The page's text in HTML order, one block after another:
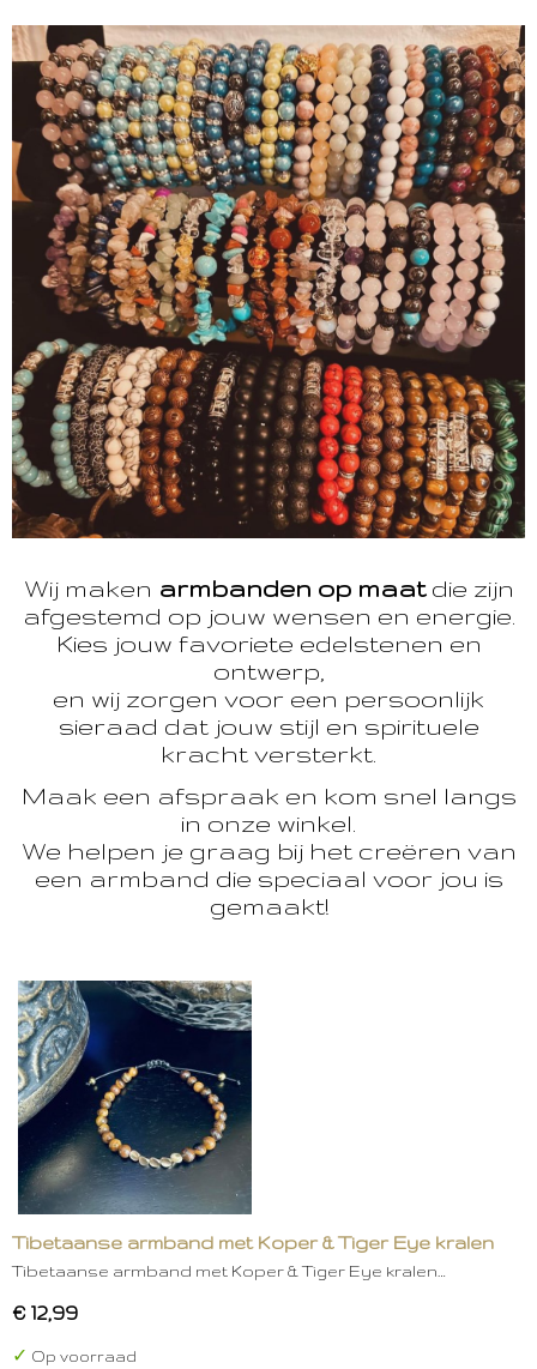
Wij maken armbanden op maatdie zijn
afgestemd op jouw wensen en energie.
Kies jouw favoriete edelstenen en
ontwerp,
en wij zorgen voor een persoonlijk
sieraad dat jouw stijl en spirituele
kracht versterkt.
Maak een afspraak en kom snel langs
in onze winkel.
We helpen je graag bij het creëren van
een armband die speciaal voor jou is
gemaakt!
Tibetaanse armband met Koper & Tiger Eye kralen
Tibetaanse armband met Koper & Tiger Eye kralen…
€ 12,99
✓ Op voorraad